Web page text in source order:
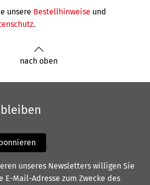
unsere Bestellhinweise und
.
nach oben
unseres Newsletters willigen Sie
E-Mail-Adresse zum Zwecke des